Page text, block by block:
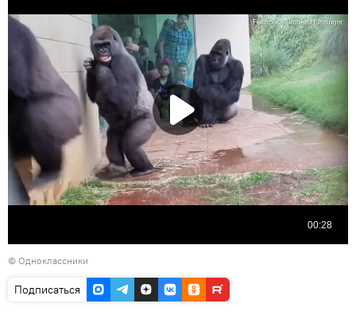
© Одноклассники
Подписаться